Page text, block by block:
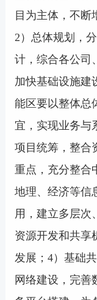
目为主体，不断
2）总体规划，
计，综合各公司
加快基础设施建
能区要以整体总
宜，实现业务与
项目统筹，整合
重点，充分整合
地理、经济等信
用，建立多层次
资源开发和共享
发展；4）基础
网络建设，完善